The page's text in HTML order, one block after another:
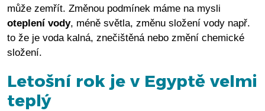
může zemřít. Změnou podmínek máme na mysli
oteplení vody, méně světla, změnu složení vody např.
to že je voda kalná, znečištěná nebo změní chemické
složení.
Letošní rok je v Egyptě velmi
teplý